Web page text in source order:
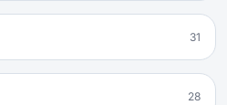
31
28